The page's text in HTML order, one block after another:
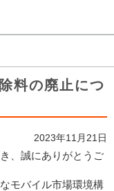
料の廃止につ
2023年11月21日
、誠にありがとうご
モバイル市場環境構